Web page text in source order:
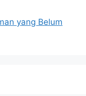
yang Belum